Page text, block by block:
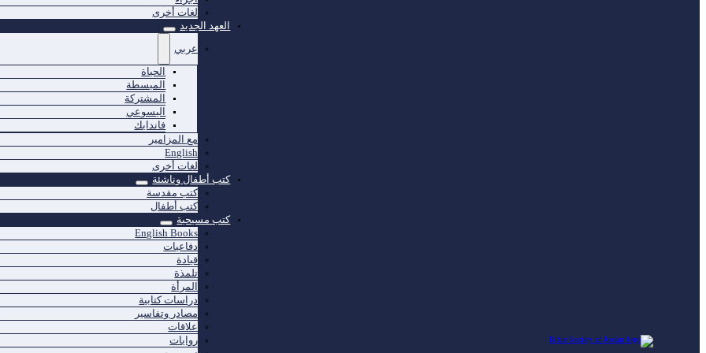
لغات أخرى
العهد الجديد
عربي
الحياة
المبسطة
المشتركة
اليسوعي
فاندايك
مع المزامير
English
لغات أخرى
كتب أطفال وناشئة
كتب مقدسة
كتب أطفال
كتب مسيحية
English Books
دفاعيات
قيادة
تلمذة
المرأة
دراسات كتابية
مصادر وتفاسير
علاقات
روايات